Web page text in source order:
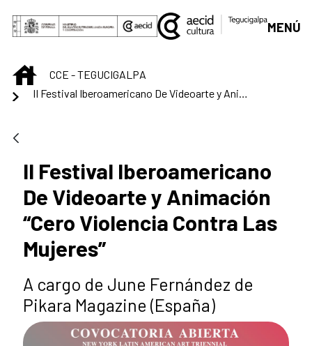
Saltar al contenido principal
MENÚ
INICIOCCE - TEGUCIGALPA
II Festival Iberoamericano De Videoarte y Animación “Cero Violencia Contra Las Mujeres”
II Festival Iberoamericano
De Videoarte y Animación
“Cero Violencia Contra Las
Mujeres”
A cargo de June Fernández de
Pikara Magazine (España)